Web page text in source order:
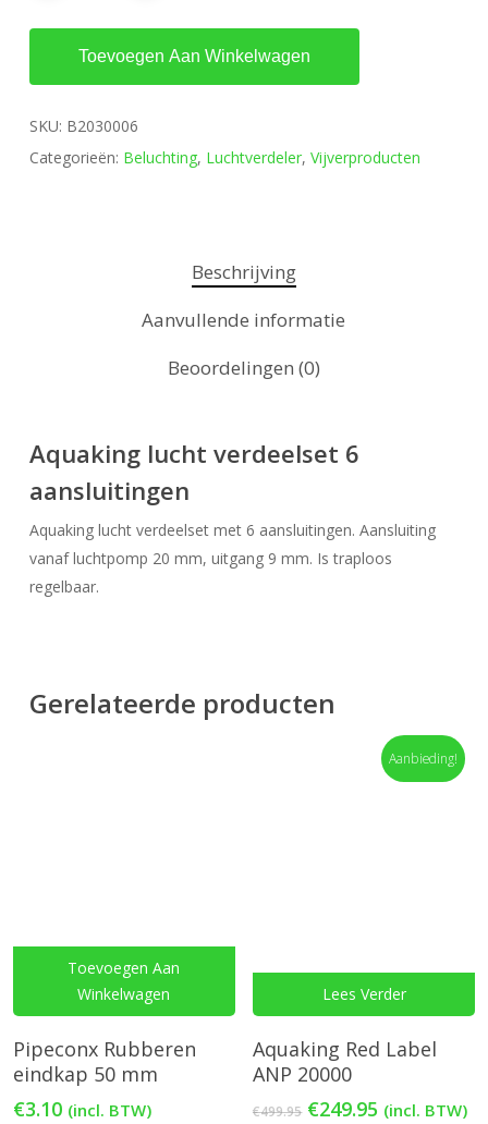
Toevoegen Aan Winkelwagen
SKU: B2030006
Categorieën: Beluchting, Luchtverdeler, Vijverproducten
Beschrijving
Aanvullende informatie
Beoordelingen (0)
Aquaking lucht verdeelset 6
aansluitingen
Aquaking lucht verdeelset met 6 aansluitingen. Aansluiting
vanaf luchtpomp 20 mm, uitgang 9 mm. Is traploos
regelbaar.
Gerelateerde producten
Toevoegen Aan
Winkelwagen
Pipeconx Rubberen
eindkap 50 mm
€3.10 (incl. BTW)
Aanbieding!
Lees Verder
Aquaking Red Label
ANP 20000
€499.95 Oorspronkelijke
€249.95 Huidige
(incl. BTW)